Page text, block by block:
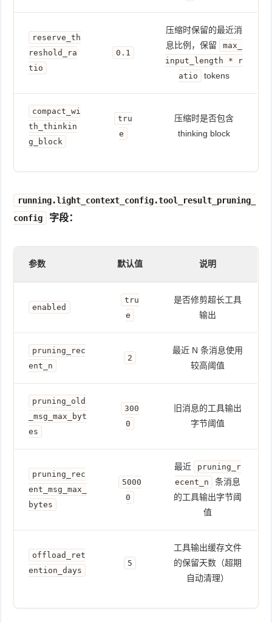
reserve_th
reshold_ra
tio
0.1
压缩时保留的最近消
息比例，保留
max_
input_length * r
atio
tokens
compact_wi
th_thinkin
g_block
tru
e
压缩时是否包含
thinking block
running.light_context_config.tool_result_pruning_
config
字段：
参数 默认值 说明
enabled
tru
e
是否修剪超长工具
输出
pruning_rec
ent_n
2
最近 N 条消息使用
较高阈值
pruning_old
_msg_max_byt
es
300
0
旧消息的工具输出
字节阈值
pruning_rec
ent_msg_max_
bytes
5000
0
最近
pruning_r
ecent_n
条消息
的工具输出字节阈
值
offload_ret
ention_days
5
工具输出缓存文件
的保留天数（超期
自动清理）